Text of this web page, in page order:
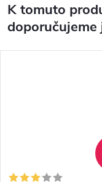
K tomuto